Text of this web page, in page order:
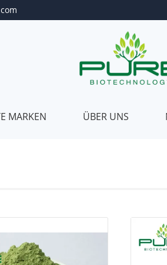
MARKEN
PaketKundenmischung
ÜBER UNS
Qualität
Unser
Zertifikat
Unser